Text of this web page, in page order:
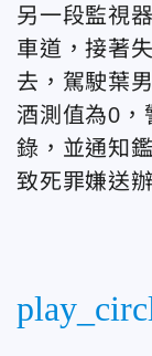
另一段監視
車道，接著
去，駕駛葉
酒測值為0，
錄，並通知
致死罪嫌送辦